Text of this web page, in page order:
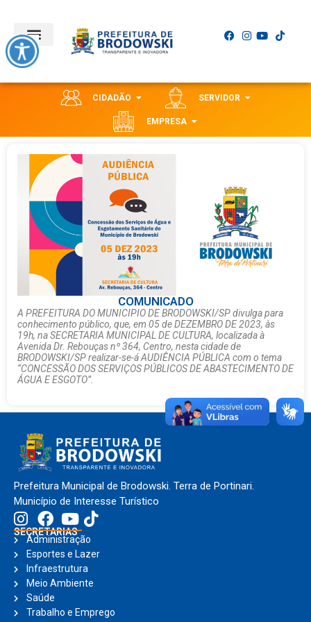
CIDADÃO SERVIDOR
EMPRESA
COMUNICADO
A PREFEITURA DO MUNICIPIO DE BRODOWSKI/SP divulga para
conhecimento público, que, em 05 de DEZEMBRO DE 2023, às
19h, na SECRETARIA MUNICIPAL DE CULTURA, localizada à
Avenida Dr. Rebouças nº 364, Centro, nesta cidade de
BRODOWSKI/SP realizar-se-á AUDIÊNCIA PÚBLICA com o tema
“CONCESSÃO DOS SERVIÇOS PÚBLICOS DE ABASTECIMENTO DE
ÁGUA E ESGOTO”.
Prefeitura Municipal de Brodowski. Terra de Portinari.
Município de Interesse Turístico
SECRETARIAS
Administração
Esportes e Lazer
Infraestrutura
Meio Ambiente
Saúde
Trabalho e Emprego